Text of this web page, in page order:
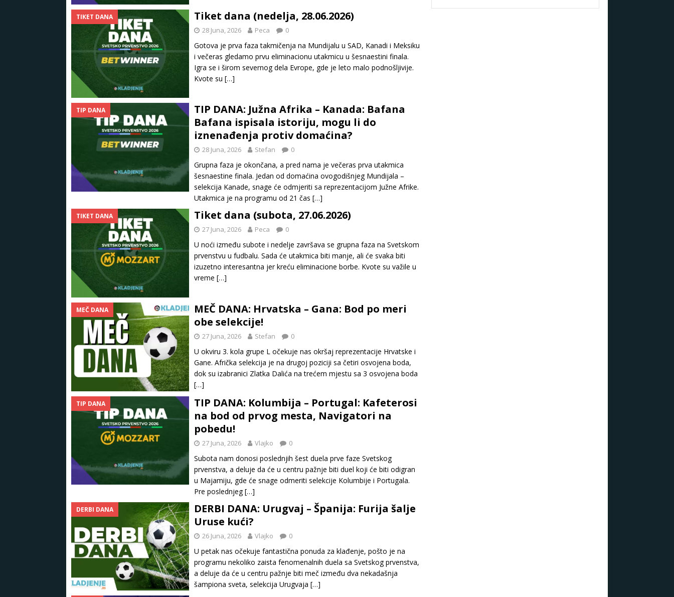
TIKET DANA Tiket dana (nedelja, 28.06.2026)
28 Juna, 2026 Peca 0
Gotova je prva faza takmičenja na Mundijalu u SAD, Kanadi i Meksiku
i večeras gledamo prvu eliminacionu utakmicu u šesnaestini finala.
Igra se i širom severnog dela Evrope, gde je leto malo podnošljivije.
Kvote su […]
TIP DANA
TIP DANA: Južna Afrika – Kanada: Bafana
Bafana ispisala istoriju, mogu li do
iznenađenja protiv domaćina?
28 Juna, 2026 Stefan 0
Grupna faza je okončana, a pred nama je večeras prva utakmica
šesnaestine finala. Jedan od domaćina ovogodišnjeg Mundijala –
selekcija Kanade, snage će odmjeriti sa reprezentacijom Južne Afrike.
Utakmica je na programu od 21 čas […]
TIKET DANA Tiket dana (subota, 27.06.2026)
27 Juna, 2026 Peca 0
U noći između subote i nedelje završava se grupna faza na Svetskom
prvenstvu u fudbalu. Sada će utakmica biti manje, ali će svaka biti
izuzetno interesantna jer kreću eliminacione borbe. Kvote su važile u
vreme […]
MEČ DANA
MEČ DANA: Hrvatska – Gana: Bod po meri
obe selekcije!
27 Juna, 2026 Stefan 0
U okviru 3. kola grupe L očekuje nas okršaj reprezentacije Hrvatske i
Gane. Afrička selekcija je na drugoj poziciji sa četiri osvojena boda,
dok su izabranici Zlatka Dalića na trećem mjestu sa 3 osvojena boda
[…]
TIP DANA
TIP DANA: Kolumbija – Portugal: Kafeterosi
na bod od prvog mesta, Navigatori na
pobedu!
27 Juna, 2026 Vlajko 0
Subota nam donosi poslednjih šest duela prve faze Svetskog
prvenstva, a deluje da će u centru pažnje biti duel koji će biti odigran
u Majamiju, gde će snage odmeriti selekcije Kolumbije i Portugala.
Pre poslednjeg[…]
DERBI DANA
DERBI DANA: Urugvaj – Španija: Furija šalje
Uruse kući?
26 Juna, 2026 Vlajko 0
U petak nas očekuje fantastična ponuda za klađenje, pošto je na
programu nekoliko zaista fenomenalnih duela sa Svetskog prvenstva,
a deluje da će u centru pažnje biti meč između dva nekadašnja
šampiona sveta, selekcija Urugvaja […]